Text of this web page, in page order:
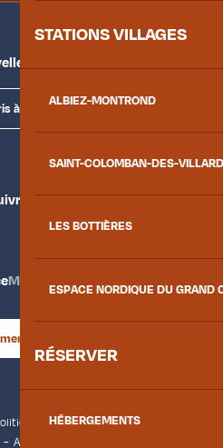
STATIONS VILLAGES
ALBIEZ-MONTROND
SAINT-COLOMBAN-DES-
LES BOTTIÈRES
ESPACE NORDIQUE DU GRAND
RÉSERVER
HÉBERGEMENTS
façon d'explorer la vallée.
à la newsletter
Maurienne
venir ?
de confidentialité
Accessibilité : non conforme